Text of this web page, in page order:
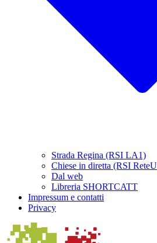
Strada Regina (RSI LA1)
Chiese in diretta (RSI
Dal web
Libreria SHORTCATT
Impressum e contatti
Privacy